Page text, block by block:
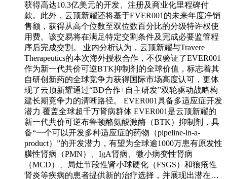
获得高达10.3亿美元的开发、注册及商业化里程碑付
款。此外，云顶新耀还将基于EVER001的未来年度净销
售额，获得从高个位数至双位数百分比的分级特许权使
用费。该交易将在满足特定交割条件及完成必要监管程
序后完成交割。 业内分析认为，云顶新耀与Travere
Therapeutics的本次海外授权合作，不仅验证了EVER001
作为新一代共价可逆BTK抑制剂的全球价值，标志着其
自研创新药的全球竞争力获得国际市场高度认可，更体
现了云顶新耀通过“BD合作+自主研发”双轮驱动战略构
建长期竞争力的清晰路径。 EVER001具备多适应症开发
潜力 覆盖全球超千万肾病群体 EVER001是云顶新耀的
新一代共价可逆布鲁顿酪氨酸激酶（BTK）抑制剂，具
备“一个可以开发多种适应症的药物（pipeline-in-a-
product）”的开发潜力，有望为全球逾1000万患有原发性
膜性肾病（PMN）、IgA肾病、微小病变性肾病
（MCD）、局灶节段性肾小球硬化（FSGS）和狼疮性
肾炎等疾病的患者提供新的治疗选择，并展现出潜在…